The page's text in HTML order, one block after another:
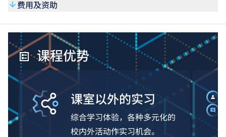
费用及资助
课程优势
课室以外的实习
综合学习体验，各种多元化的
校内外活动作实习机会。